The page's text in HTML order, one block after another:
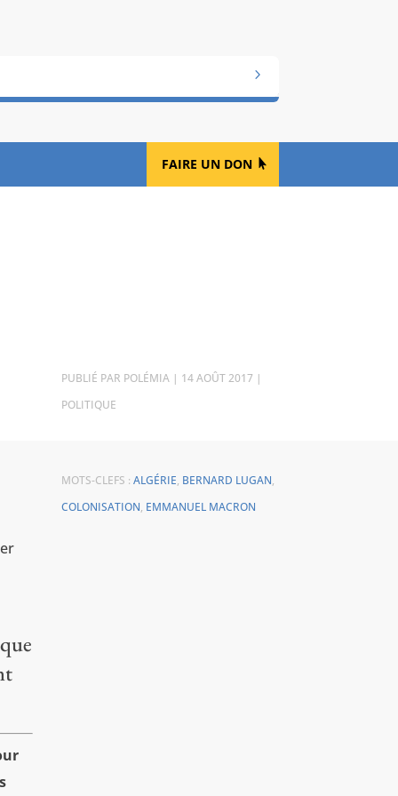
FAIRE UN DON
PAR POLÉMIA | 14 AOÛT 2017 |
POLITIQUE
MOTS-CLEFS : ALGÉRIE, BERNARD LUGAN,
COLONISATION, EMMANUEL MACRON